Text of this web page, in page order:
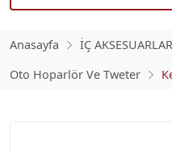
Anasayfa İÇ AKSESUARLAR
Oto Hoparlör Ve Tweter